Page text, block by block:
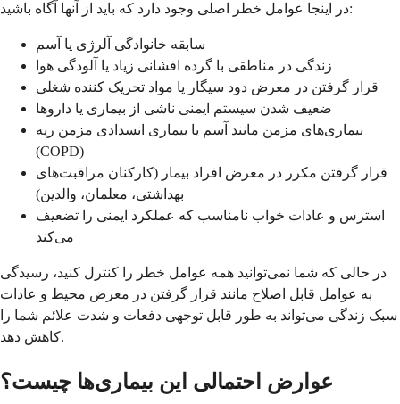
در اینجا عوامل خطر اصلی وجود دارد که باید از آنها آگاه باشید:
سابقه خانوادگی آلرژی یا آسم
زندگی در مناطقی با گرده افشانی زیاد یا آلودگی هوا
قرار گرفتن در معرض دود سیگار یا مواد تحریک کننده شغلی
ضعیف شدن سیستم ایمنی ناشی از بیماری یا داروها
بیماری‌های مزمن مانند آسم یا بیماری انسدادی مزمن ریه
(COPD)
قرار گرفتن مکرر در معرض افراد بیمار (کارکنان مراقبت‌های
بهداشتی، معلمان، والدین)
استرس و عادات خواب نامناسب که عملکرد ایمنی را تضعیف
می‌کند
در حالی که شما نمی‌توانید همه عوامل خطر را کنترل کنید، رسیدگی
به عوامل قابل اصلاح مانند قرار گرفتن در معرض محیط و عادات
سبک زندگی می‌تواند به طور قابل توجهی دفعات و شدت علائم شما را
کاهش دهد.
عوارض احتمالی این بیماری‌ها چیست؟